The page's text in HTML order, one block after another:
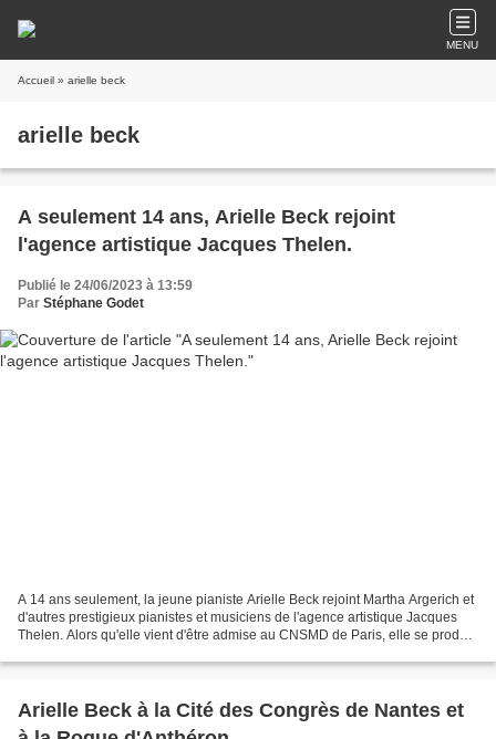
MENU
Accueil » arielle beck
arielle beck
A seulement 14 ans, Arielle Beck rejoint
l'agence artistique Jacques Thelen.
Publié le 24/06/2023 à 13:59
Par Stéphane Godet
A 14 ans seulement, la jeune pianiste Arielle Beck rejoint Martha Argerich et
d'autres prestigieux pianistes et musiciens de l'agence artistique Jacques
Thelen. Alors qu'elle vient d'être admise au CNSMD de Paris, elle se produit
Arielle Beck à la Cité des Congrès de Nantes et